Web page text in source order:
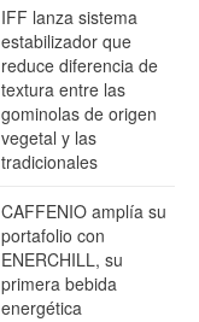
IFF lanza sistema
estabilizador que
reduce diferencia de
textura entre las
gominolas de origen
vegetal y las
tradicionales
CAFFENIO amplía su
portafolio con
ENERCHILL, su
primera bebida
energética